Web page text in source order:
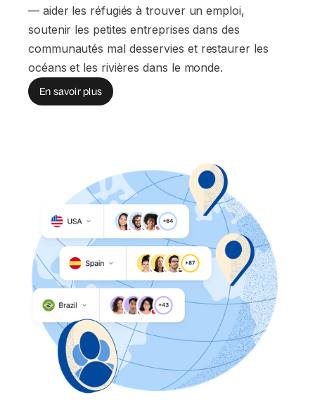
— aider les réfugiés à trouver un emploi,
soutenir les petites entreprises dans des
communautés mal desservies et restaurer les
océans et les rivières dans le monde.
En savoir plus